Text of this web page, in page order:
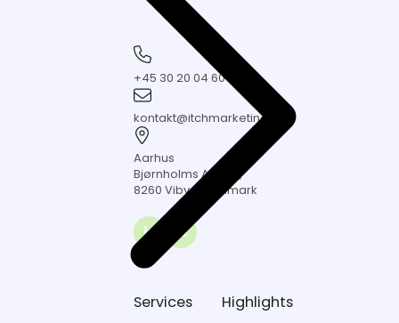
+45 30 20 04 60
+45
20
04
60
kontakt@itchmarketing.dk
kontakt@itchmarketing.dk
Aarhus
Bjørnholms Alle 22,
8260 Viby J, Danmark
Aarhus
Bjørnholms
Alle
22,
8260
Viby
J,
Danmark
to
Itch
on
Services Highlights